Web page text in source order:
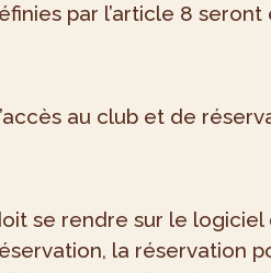
par l’article 8
au club et de
se rendre sur le
la réservation